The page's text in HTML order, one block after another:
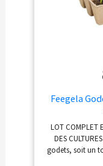
Feegela
LOT COMPLET
DES
godets, soit un